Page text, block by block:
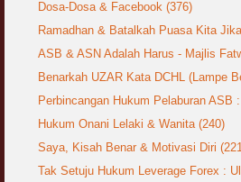
Dosa-Dosa & Facebook (376)
Ramadhan & Batalkah Puasa Kita
ASB & ASN Adalah Harus - Majlis
Benarkah UZAR Kata DCHL (Lampe
Perbincangan Hukum Pelaburan ASB
Hukum Onani Lelaki & Wanita (240)
Saya, Kisah Benar & Motivasi Diri
Tak Setuju Hukum Leverage Forex :